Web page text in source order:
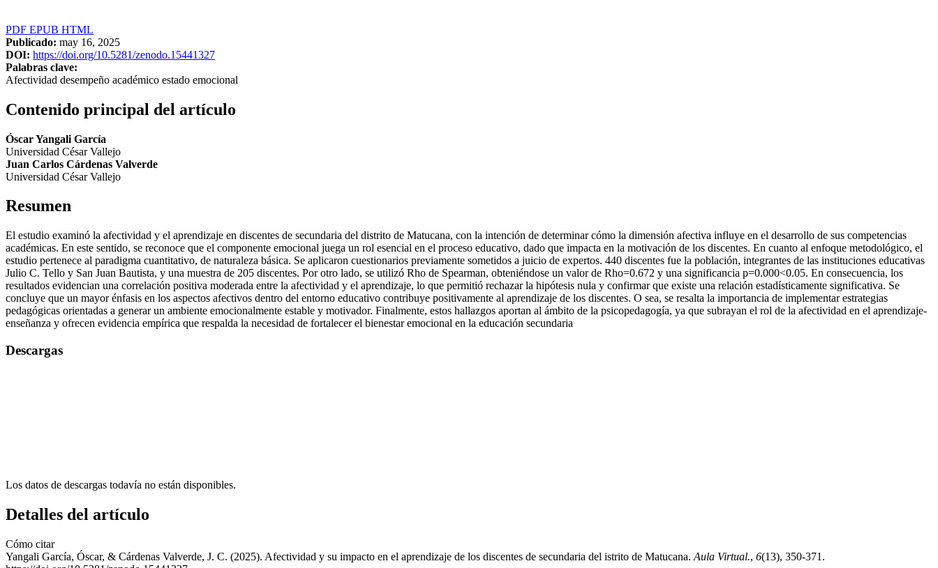
PDF EPUB HTML
Publicado: may 16, 2025
DOI: https://doi.org/10.5281/zenodo.15441327
Palabras clave:
Afectividad desempeño académico estado emocional
Contenido principal del artículo
Óscar Yangali García
Universidad César Vallejo
Juan Carlos Cárdenas Valverde
Universidad César Vallejo
Resumen
El estudio examinó la afectividad y el aprendizaje en discentes de secundaria del distrito de Matucana, con la intención de determinar cómo la dimensión afectiva influye en el desarrollo de sus competencias
académicas. En este sentido, se reconoce que el componente emocional juega un rol esencial en el proceso educativo, dado que impacta en la motivación de los discentes. En cuanto al enfoque metodológico, el
estudio pertenece al paradigma cuantitativo, de naturaleza básica. Se aplicaron cuestionarios previamente sometidos a juicio de expertos. 440 discentes fue la población, integrantes de las instituciones educativas
Julio C. Tello y San Juan Bautista, y una muestra de 205 discentes. Por otro lado, se utilizó Rho de Spearman, obteniéndose un valor de Rho=0.672 y una significancia p=0.000<0.05. En consecuencia, los
resultados evidencian una correlación positiva moderada entre la afectividad y el aprendizaje, lo que permitió rechazar la hipótesis nula y confirmar que existe una relación estadísticamente significativa. Se
concluye que un mayor énfasis en los aspectos afectivos dentro del entorno educativo contribuye positivamente al aprendizaje de los discentes. O sea, se resalta la importancia de implementar estrategias
pedagógicas orientadas a generar un ambiente emocionalmente estable y motivador. Finalmente, estos hallazgos aportan al ámbito de la psicopedagogía, ya que subrayan el rol de la afectividad en el aprendizaje-
enseñanza y ofrecen evidencia empírica que respalda la necesidad de fortalecer el bienestar emocional en la educación secundaria
Descargas
Los datos de descargas todavía no están disponibles.
Detalles del artículo
Cómo citar
Yangali García, Óscar, & Cárdenas Valverde, J. C. (2025). Afectividad y su impacto en el aprendizaje de los discentes de secundaria del istrito de Matucana. Aula Virtual., 6(13), 350-371.